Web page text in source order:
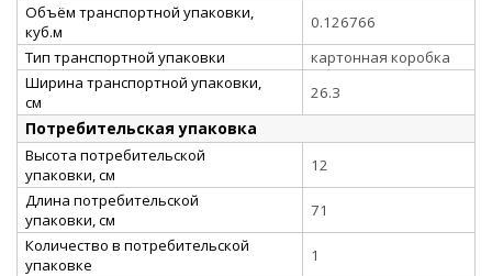
Объём транспортной упаковки,
куб.м
0.126766
Тип транспортной упаковки
картонная коробка
Ширина транспортной упаковки,
см
26.3
Потребительская упаковка
Высота потребительской
упаковки, см
12
Длина потребительской
упаковки, см
71
Количество в потребительской
упаковке
1